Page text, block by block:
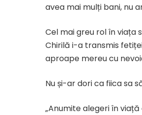
avea mai mulți bani, nu
Cel mai greu rol în viața
Chirilă i-a transmis
aproape mereu cu
Nu și-ar dori ca fiica sa
„Anumite alegeri în